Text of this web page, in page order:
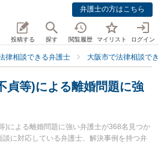
弁護士の方はこちら
投稿する 探す 閲覧履歴 マイリスト ログイン
律相談できる弁護士 大阪市で法律相談で
貞等)による離婚問題に強
)による離婚問題に強い弁護士が368名見つか
に対応している弁護士、解決事例を持つ弁